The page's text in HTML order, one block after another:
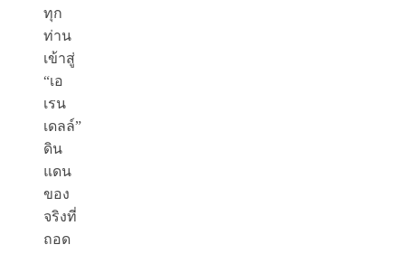
ทุก
ท่าน
เข้าสู่
“เอ
เรน
เดลล์”
ดิน
แดน
ของ
จริงที่
ถอด